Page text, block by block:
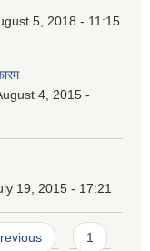
5, 2018 - 11:15
4, 2015 -
19, 2015 - 17:21
1